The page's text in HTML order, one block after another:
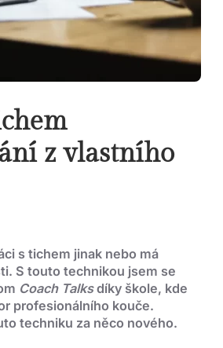
z vlastního
s tichem jinak nebo má
S touto technikou jsem se
Coach Talksdíky škole, kde
profesionálního kouče.
techniku za něco nového.